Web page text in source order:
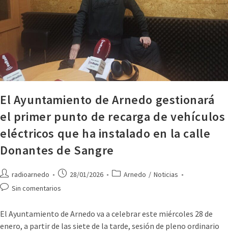
El Ayuntamiento de Arnedo gestionará
el primer punto de recarga de vehículos
eléctricos que ha instalado en la calle
Donantes de Sangre
radioarnedo 28/01/2026 Arnedo / Noticias
Sin comentarios
El Ayuntamiento de Arnedo va a celebrar este miércoles 28 de
enero, a partir de las siete de la tarde, sesión de pleno ordinario